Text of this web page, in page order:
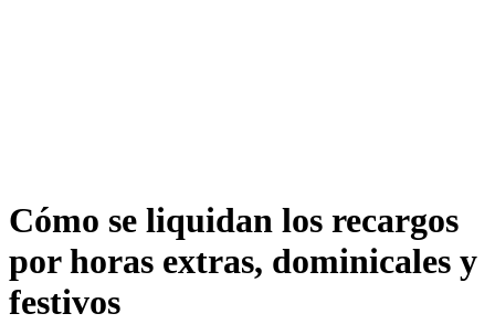
Cómo se liquidan los recargos
por horas extras, dominicales y
festivos